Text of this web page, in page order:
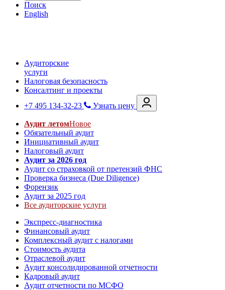
Поиск
English
Аудиторские
услуги
Налоговая безопасность
Консалтинг и проекты
+7 495 134-32-23
Узнать цену
Аудит летомНовое
Обязательный аудит
Инициативный аудит
Налоговый аудит
Аудит за 2026 год
Аудит со страховкой от претензий ФНС
Проверка бизнеса (Due Diligence)
Форензик
Аудит за 2025 год
Все аудиторские услуги
Экспресс-диагностика
Финансовый аудит
Комплексный аудит с налогами
Стоимость аудита
Отраслевой аудит
Аудит консолидированной отчетности
Кадровый аудит
Аудит отчетности по МСФО